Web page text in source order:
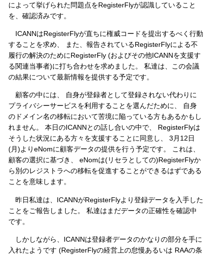
によって挙げられた問題点をRegisterFlyが認識していること
を、確認済みです。
ICANNはRegisterFlyが直ちに権威コードを提出するべく行動
することを求め、 また、報告されているRegisterFlyによる不
履行の解決のためにRegisterFly (およびその他ICANNを支援す
る関連当事者)に打ち合わせを求めました。 私達は、この会議
の結果について最新情報を提供する予定です。
顧客の中には、 自身が登録者として登録されない代わりに
プライバシーサービスを利用することを選んだために、 自身
のドメイン名の移転において苦境に陥っている方もあるかもし
れません。 本日のICANNとの話し合いの中で、 RegisterFlyは
そうした状況にある方々を支援することに同意し、 3月12日
(月)よりeNomに顧客データの提供を行う予定です。 これは、
顧客の選択に基づき、 eNomは(リセラとしての)RegisterFlyか
ら別のレジストラへの移転を促進することができるはずである
ことを意味します。
昨日私達は、ICANNがRegisterFlyより登録データを入手した
ことをご報告しました。 私達はまだデータの正確性を確認中
です。
しかしながら、ICANNは登録者データのかなりの部分を手に
入れたようです (RegisterFlyの経営上の怠慢あるいは RAAの条